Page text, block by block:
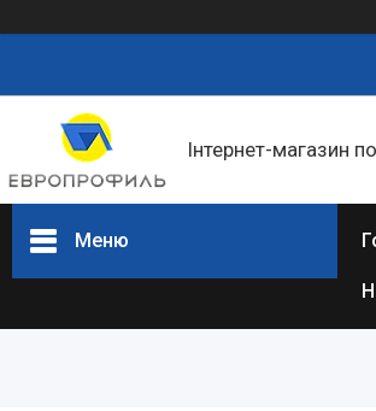
Інтернет-магазин
Меню